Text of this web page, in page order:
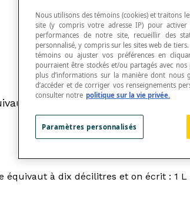
à un dixième delitre.
équivaut à dix décilitres et on écrit : 1 L
Nous utilisons des témoins (cookies) et traitons
site (y compris votre adresse IP) pour
performances de notre site, recueillir des
personnalisé, y compris sur les sites web de
témoins ou ajuster vos préférences en
pourraient être stockés et/ou partagés avec
plus d’informations sur la manière dont nous
d’accéder et de corriger vos renseignements
consulter notre politique sur la vie privée.
Paramètres personnalisés